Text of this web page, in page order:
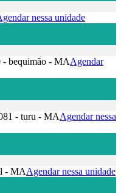
nessa unidade
- bequimão - MAAgendar
- turu - MAAgendar nessa
- MAAgendar nessa unidade